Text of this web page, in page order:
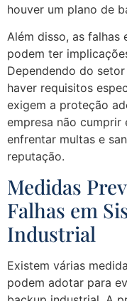
houver um plano de
Além disso, as falhas
podem ter
Dependendo do
haver requisitos
exigem a proteção
empresa não cumprir
enfrentar multas e
reputação.
Medidas
Falhas em
Industrial
Existem várias
podem adotar para